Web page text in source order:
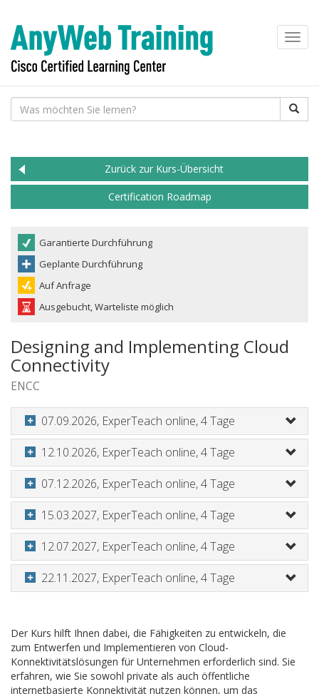
Zurück zur Kurs-Übersicht
Certification Roadmap
Garantierte Durchführung
Geplante Durchführung
Auf Anfrage
Ausgebucht, Warteliste möglich
Designing and Implementing Cloud
Connectivity
ENCC
07.09.2026, ExperTeach online, 4 Tage
12.10.2026, ExperTeach online, 4 Tage
07.12.2026, ExperTeach online, 4 Tage
15.03.2027, ExperTeach online, 4 Tage
12.07.2027, ExperTeach online, 4 Tage
22.11.2027, ExperTeach online, 4 Tage
Der Kurs hilft Ihnen dabei, die Fähigkeiten zu entwickeln, die
zum Entwerfen und Implementieren von Cloud-
Konnektivitätslösungen für Unternehmen erforderlich sind. Sie
erfahren, wie Sie sowohl private als auch öffentliche
internetbasierte Konnektivität nutzen können, um das